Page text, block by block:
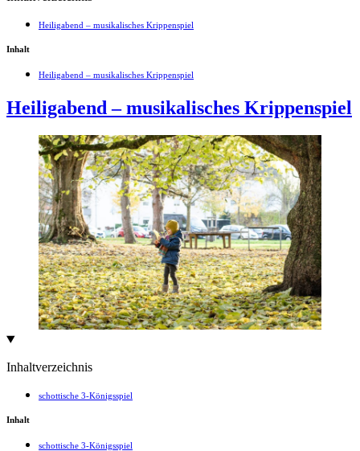
Heiligabend – musikalisches Krippenspiel
Inhalt
Heiligabend – musikalisches Krippenspiel
Heiligabend – musikalisches Krippenspiel
Inhaltverzeichnis
schottische 3-Königsspiel
Inhalt
schottische 3-Königsspiel